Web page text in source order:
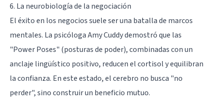
6. La neurobiología de la negociación
El éxito en los negocios suele ser una batalla de marcos
mentales. La psicóloga Amy Cuddy demostró que las
"Power Poses" (posturas de poder), combinadas con un
anclaje lingüístico positivo, reducen el cortisol y equilibran
la confianza. En este estado, el cerebro no busca "no
perder", sino construir un beneficio mutuo.